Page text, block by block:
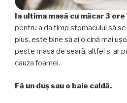
Ia ultima masă cu măcar 3
pentru a da timp stomacului să
plus, este bine să ai o cină mai
peste masa de seară, altfel s-ar
cauza foamei.
Fă un duș sau o baie caldă.